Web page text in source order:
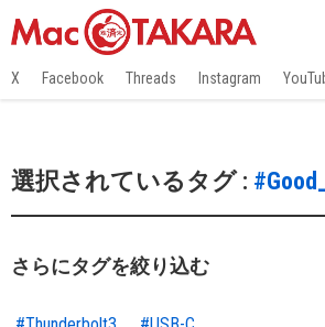
X Facebook Threads Instagram
選択されているタグ :
さらにタグを絞り込む